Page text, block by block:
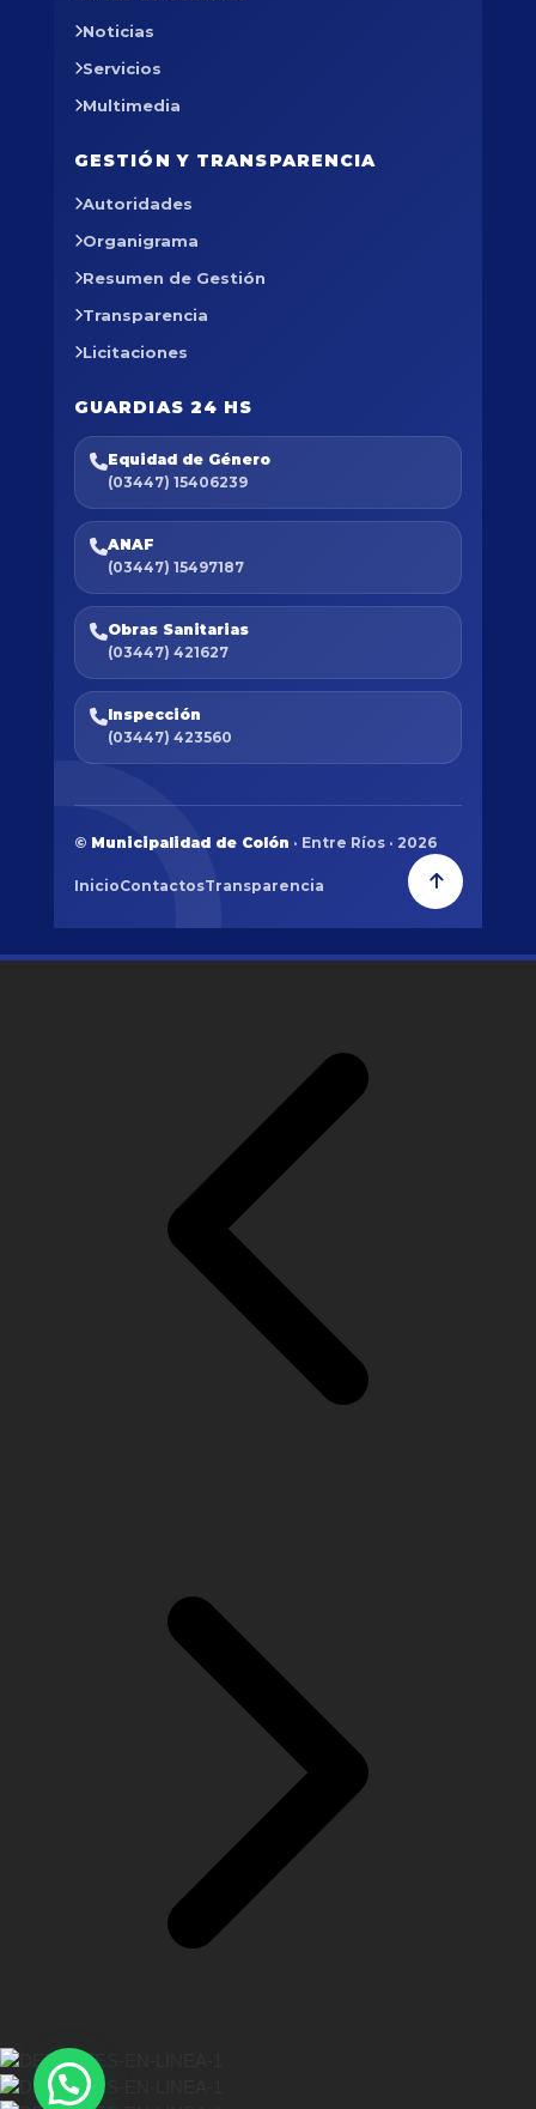
Noticias
Servicios
Multimedia
GESTIÓN Y TRANSPARENCIA
Autoridades
Organigrama
Resumen de Gestión
Transparencia
Licitaciones
GUARDIAS 24 HS
Equidad de Género
(03447) 15406239
ANAF
(03447) 15497187
Obras Sanitarias
(03447) 421627
Inspección
(03447) 423560
© Municipalidad de Colón · Entre Ríos · 2026
InicioContactosTransparencia